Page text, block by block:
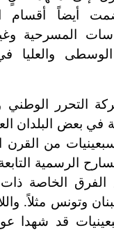
أيضاً أقسام
المسرحية
الوسطى والعليا
التحرر الوطني
في بعض البلدان
من القرن
الرسمية التابعة
الخاصة ذات
وتونس مثلاً.
قد شهدا